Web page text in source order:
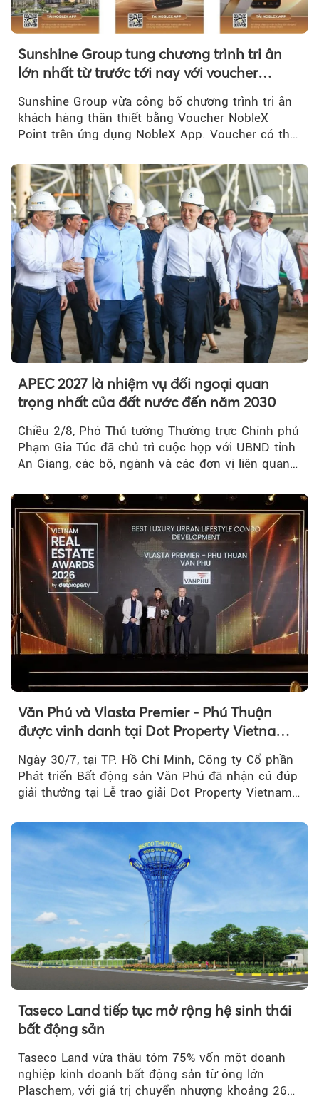
Sunshine Group tung chương trình tri ân
lớn nhất từ trước tới nay với voucher
NobleX Point cho khách hàng thân thiết
Sunshine Group vừa công bố chương trình tri ân
khách hàng thân thiết bằng Voucher NobleX
Point trên ứng dụng NobleX App. Voucher có thể
APEC 2027 là nhiệm vụ đối ngoại quan
trọng nhất của đất nước đến năm 2030
Chiều 2/8, Phó Thủ tướng Thường trực Chính phủ
Phạm Gia Túc đã chủ trì cuộc họp với UBND tỉnh
An Giang, các bộ, ngành và các đơn vị liên quan
Văn Phú và Vlasta Premier - Phú Thuận
được vinh danh tại Dot Property Vietnam
Real Estate Awards 2026
Ngày 30/7, tại TP. Hồ Chí Minh, Công ty Cổ phần
Phát triển Bất động sản Văn Phú đã nhận cú đúp
giải thưởng tại Lễ trao giải Dot Property Vietnam
Taseco Land tiếp tục mở rộng hệ sinh thái
bất động sản
Taseco Land vừa thâu tóm 75% vốn một doanh
nghiệp kinh doanh bất động sản từ ông lớn
Plaschem, với giá trị chuyển nhượng khoảng 262